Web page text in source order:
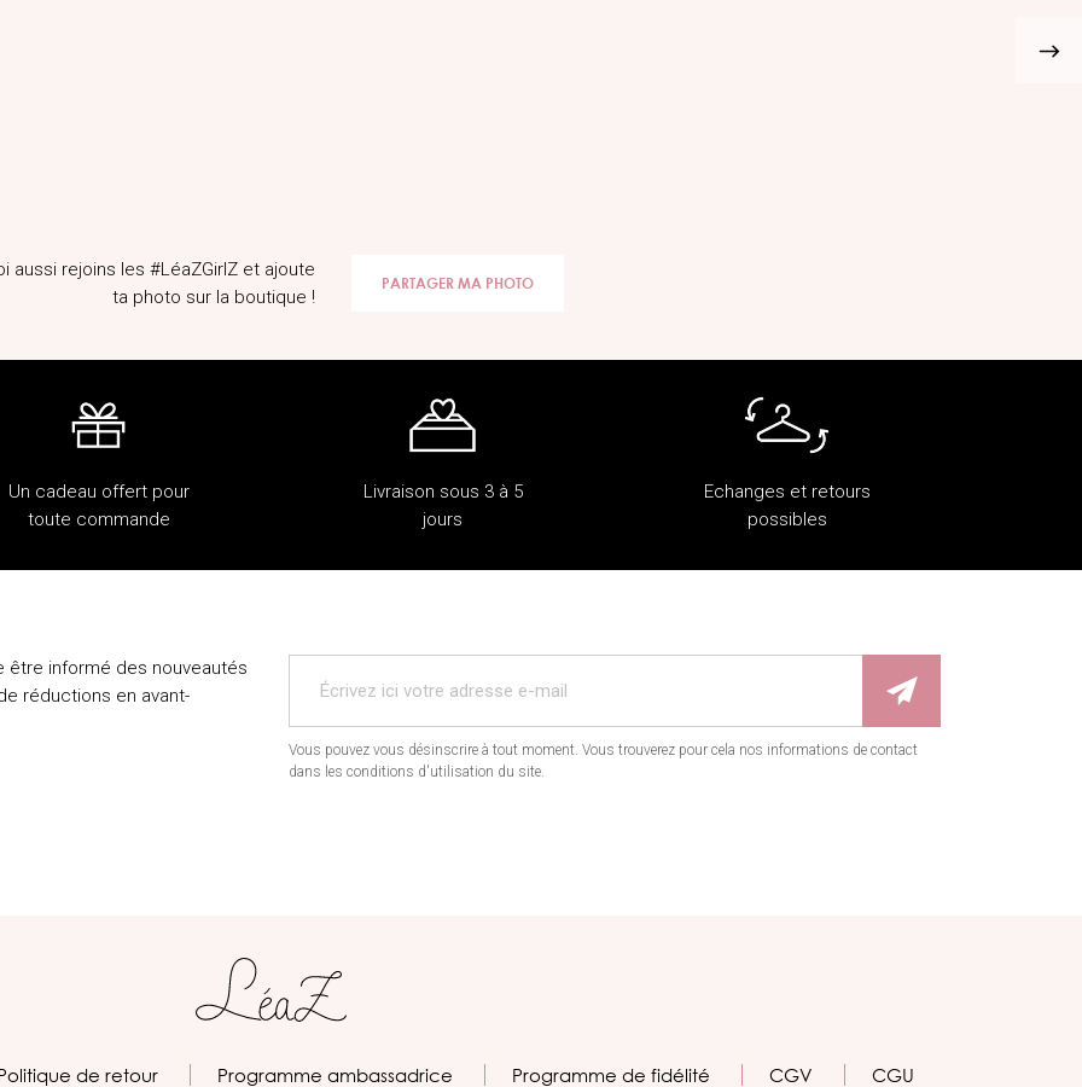
aussi rejoins les #LéaZGirlZ et ajoute
ta photo sur la boutique !
PARTAGER MA PHOTO
Un cadeau offert pour
toute commande
Livraison sous 3 à 5
jours
Echanges et retours
possibles
être informé des nouveautés
réductions en avant-
Vous pouvez vous désinscrire à tout moment. Vous trouverez pour cela nos informations de contact
dans les conditions d'utilisation du site.
de retour Programme ambassadrice Programme de fidélité CGV CGU